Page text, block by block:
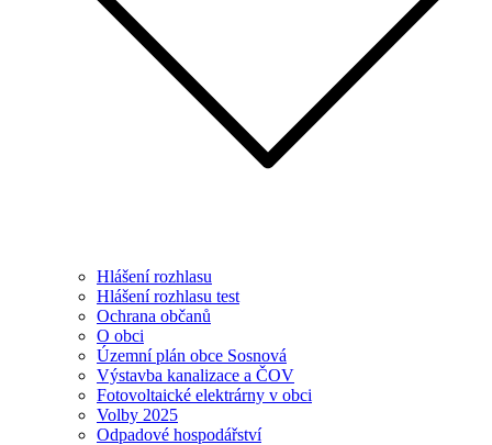
Hlášení rozhlasu
Hlášení rozhlasu test
Ochrana občanů
O obci
Územní plán obce Sosnová
Výstavba kanalizace a ČOV
Fotovoltaické elektrárny v obci
Volby 2025
Odpadové hospodářství